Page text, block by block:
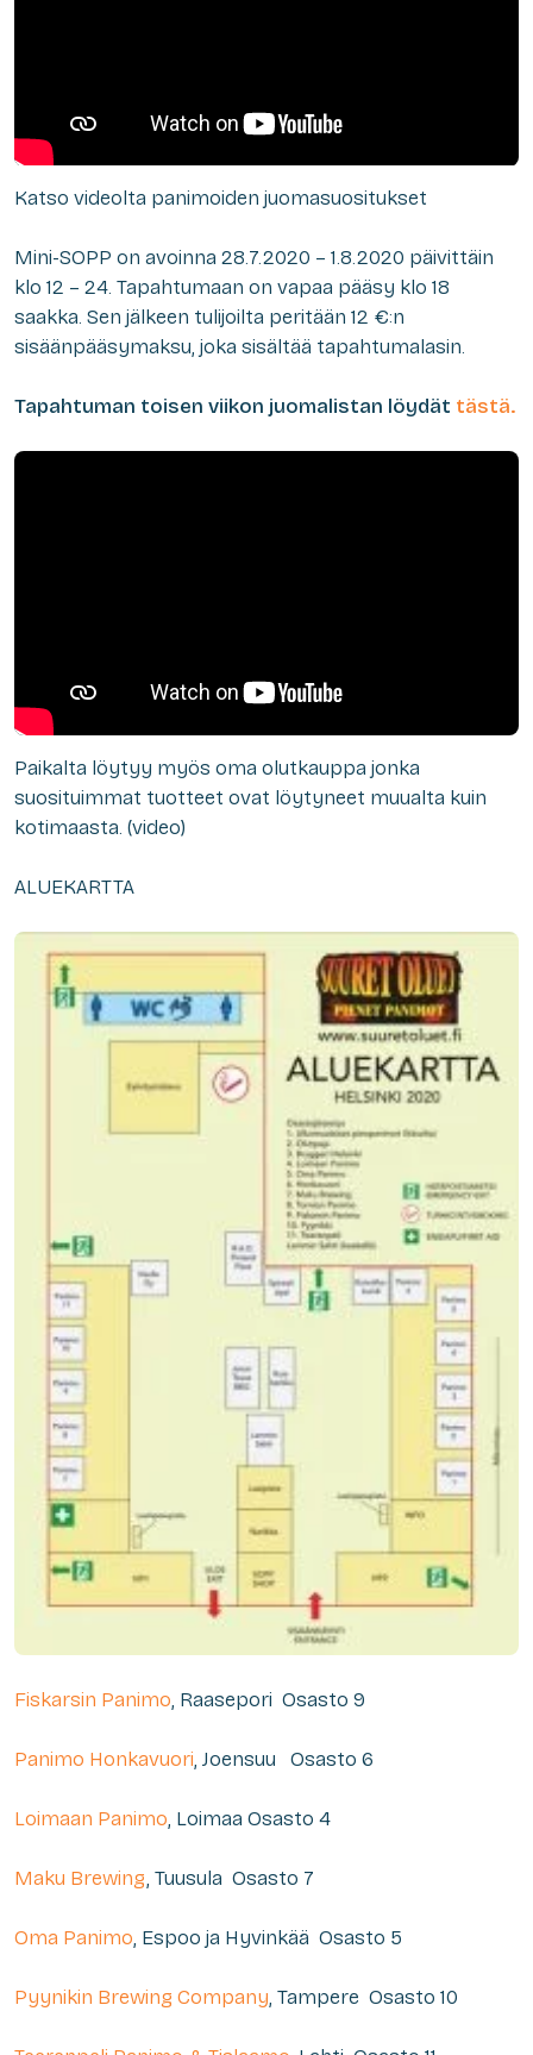
Katso videolta panimoiden juomasuositukset
Mini-SOPP on avoinna 28.7.2020 – 1.8.2020 päivittäin
klo 12 – 24. Tapahtumaan on vapaa pääsy klo 18
saakka. Sen jälkeen tulijoilta peritään 12 €:n
sisäänpääsymaksu, joka sisältää tapahtumalasin.
Tapahtuman toisen viikon juomalistan löydät tästä.
Paikalta löytyy myös oma olutkauppa jonka
suosituimmat tuotteet ovat löytyneet muualta kuin
kotimaasta. (video)
ALUEKARTTA
Fiskarsin Panimo, Raasepori Osasto 9
Panimo Honkavuori, Joensuu Osasto 6
Loimaan Panimo, Loimaa Osasto 4
Maku Brewing, Tuusula Osasto 7
Oma Panimo, Espoo ja Hyvinkää Osasto 5
Pyynikin Brewing Company, Tampere Osasto 10